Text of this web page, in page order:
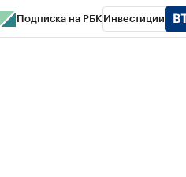
Подписка на РБК Инвестиции